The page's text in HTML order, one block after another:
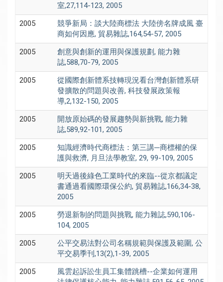
室,27,114-123, 2005
2005
競爭新局：談大陸商標法 大陸傍名牌成風 臺
商如何因應, 貿易雜誌,164,54-57, 2005
2005
創意與創新的運用與保護規劃, 能力雜
誌,588,70-79, 2005
2005
從國際創新體系技轉現況看台灣創新體系研
發擴散的問題與改善, 科技發展政策報
導,2,132-150, 2005
2005
開放原始碼的發展趨勢與新挑戰, 能力雜
誌,589,92-101, 2005
2005
知識經濟時代商標法：第三講─商標權的保
護與救濟, 月旦法學教室, 29, 99-109, 2005
2005
明天過後綠色工業時代的來臨--從京都議定
書通過看國際環保公約, 貿易雜誌,166,34-38,
2005
2005
勞退新制的問題與挑戰, 能力雜誌,590,106-
104, 2005
2005
公平交易法對公司名稱規範與保護及範圍, 公
平交易季刊,13(2),1-39, 2005
2005
風雲起訴訟生員工集體跳槽--企業如何運用